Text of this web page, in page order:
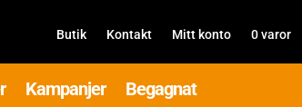
Butik Kontakt Mitt konto 0 varor
Kampanjer Begagnat